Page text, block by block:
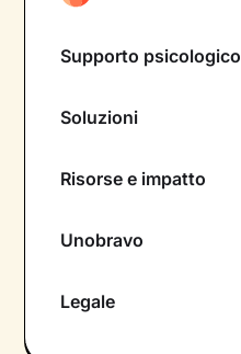
Supporto psicologico
Formazione e training
Soluzioni
Gestione eventi critici
Risorse e impatto
Blog
Unobravo
Legale